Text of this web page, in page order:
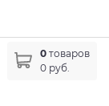
0 товаров
0 руб.